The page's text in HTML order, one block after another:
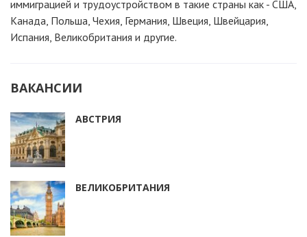
иммиграцией и трудоустройством в такие страны как - США,
Канада, Польша, Чехия, Германия, Швеция, Швейцария,
Испания, Великобритания и другие.
ВАКАНСИИ
АВСТРИЯ
ВЕЛИКОБРИТАНИЯ